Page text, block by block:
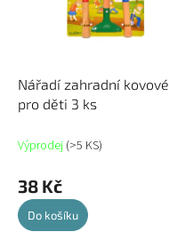
Nářadí zahradní kovové
pro děti 3 ks
Výprodej (>5 KS)
38 Kč
Do košíku